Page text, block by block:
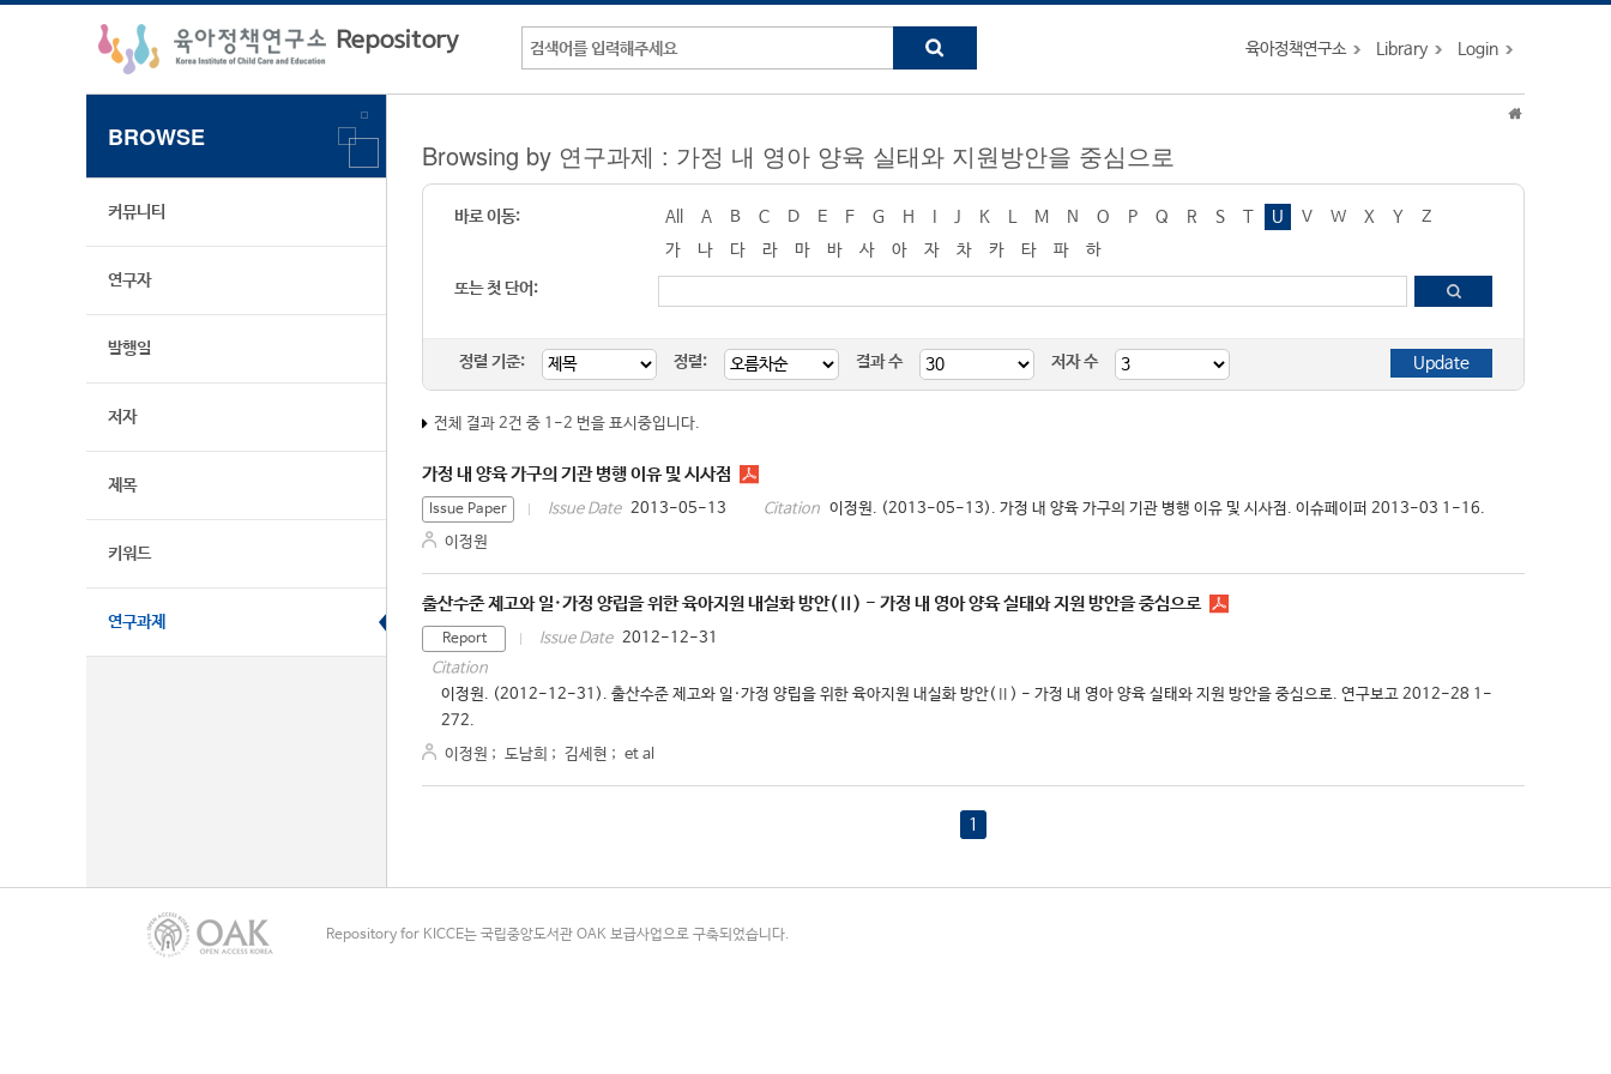
육아정책연구소 Library Login
BROWSE
커뮤니티
연구자
발행일
저자
제목
키워드
연구과제
Browsing by 연구과제 : 가정 내 영아 양육 실태와 지원방안을 중심으로
바로 이동: All A B C D E F G H J K M N O P Q R S T U V W X Y
Z
가
나 다 라 마 바 사 아 자 차 카 타 파
하
또는 첫 단어:
정렬 기준: 정렬: 결과 수 저자 수
전체 결과 2건 중 1-2 번을 표시중입니다.
가정 내 양육 가구의 기관 병행 이유 및 시사점
Issue Paper Issue Date 2013-05-13 Citation 이정원. (2013-05-13). 가정 내 양육 가구의 기관 병행 이유 및 시사점. 이슈페이퍼 2013-03 1-16.
이정원
출산수준 제고와 일·가정 양립을 위한 육아지원 내실화 방안(Ⅱ) - 가정 내 영아 양육 실태와 지원 방안을 중심으로
Report Issue Date 2012-12-31
Citation
이정원. (2012-12-31). 출산수준 제고와 일·가정 양립을 위한 육아지원 내실화 방안(Ⅱ) - 가정 내 영아 양육 실태와 지원 방안을 중심으로. 연구보고 2012-28 1-
272.
이정원 ; 도남희 ; 김세현 ; et al
1
Repository for KICCE는 국립중앙도서관 OAK 보급사업으로 구축되었습니다.